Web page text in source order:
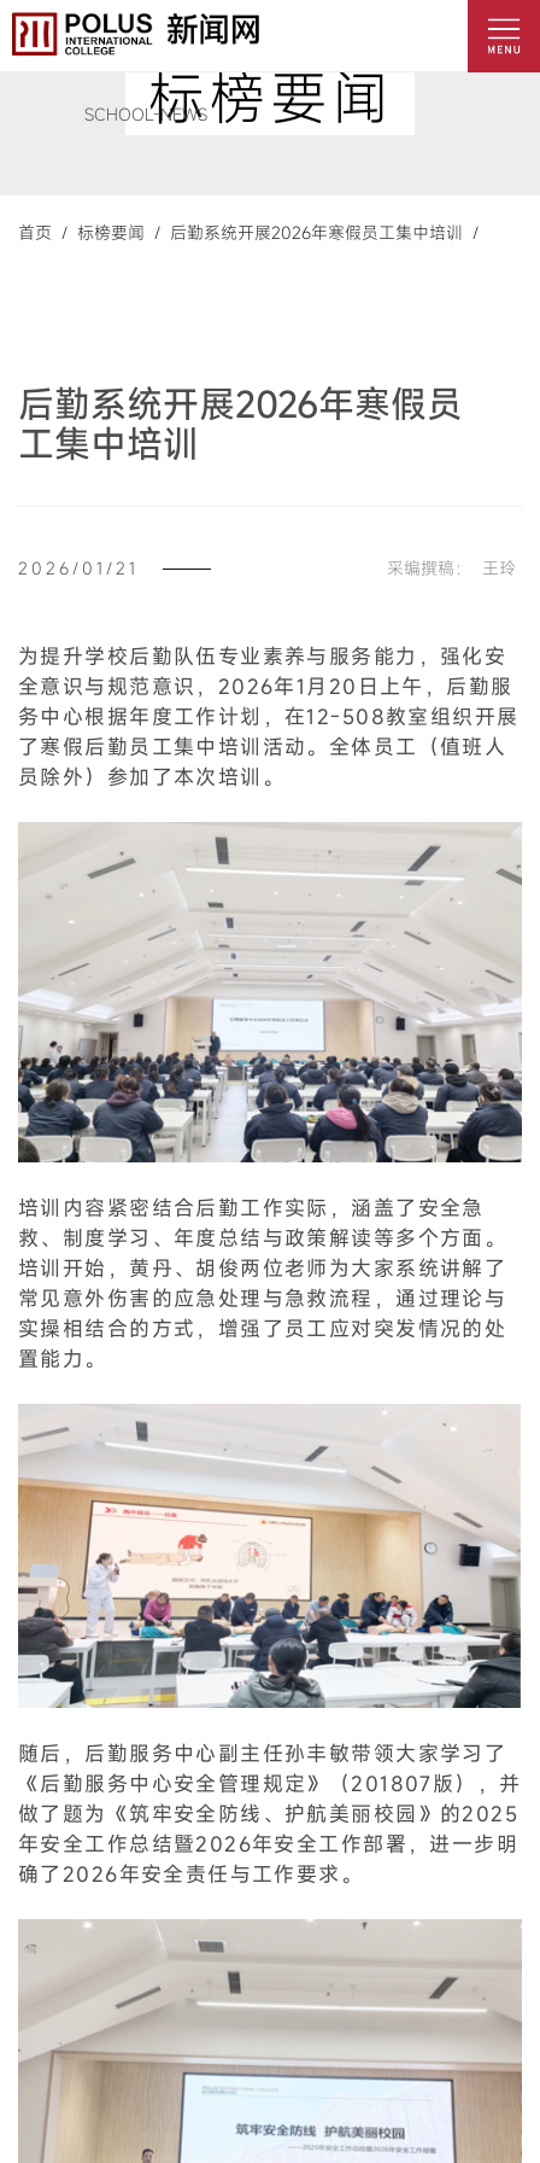
SCHOOL-NEWS标榜要闻
首页 / 标榜要闻 / 后勤系统开展2026年寒假员工集中培训 /
后勤系统开展2026年寒假员
工集中培训
2026/01/21 采编撰稿： 王玲
为提升学校后勤队伍专业素养与服务能力，强化安
全意识与规范意识，2026年1月20日上午，后勤服
务中心根据年度工作计划，在12-508教室组织开展
了寒假后勤员工集中培训活动。全体员工（值班人
员除外）参加了本次培训。
培训内容紧密结合后勤工作实际，涵盖了安全急
救、制度学习、年度总结与政策解读等多个方面。
培训开始，黄丹、胡俊两位老师为大家系统讲解了
常见意外伤害的应急处理与急救流程，通过理论与
实操相结合的方式，增强了员工应对突发情况的处
置能力。
随后，后勤服务中心副主任孙丰敏带领大家学习了
《后勤服务中心安全管理规定》（201807版），并
做了题为《筑牢安全防线、护航美丽校园》的2025
年安全工作总结暨2026年安全工作部署，进一步明
确了2026年安全责任与工作要求。